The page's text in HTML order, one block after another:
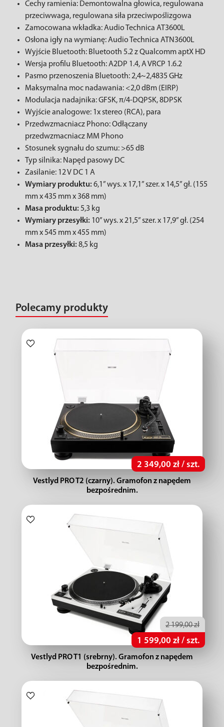
Cechy ramienia: Demontowalna głowica, regulowana
przeciwwaga, regulowana siła przeciwpoślizgowa
Zamocowana wkładka: Audio Technica AT3600L
Osłona igły na wymianę: Audio Technica ATN3600L
Wyjście Bluetooth: Bluetooth 5.2 z Qualcomm aptX HD
Wersja profilu Bluetooth: A2DP 1.4, A VRCP 1.6.2
Pasmo przenoszenia Bluetooth: 2,4~2,4835 GHz
Maksymalna moc nadawania: <2,0 dBm (EIRP)
Modulacja nadajnika: GFSK, π/4-DQPSK, 8DPSK
Wyjście analogowe: 1x stereo (RCA), para
Przedwzmacniacz Phono: Odłączany
przedwzmacniacz MM Phono
Stosunek sygnału do szumu: >65 dB
Typ silnika: Napęd pasowy DC
Zasilanie: 12 V DC 1 A
Wymiary produktu: 6,1” wys. x 17,1” szer. x 14,5” gł. (155
mm x 435 mm x 368 mm)
Masa produktu: 5,3 kg
Wymiary przesyłki: 10” wys. x 21,5” szer. x 17,9” gł. (254
mm x 545 mm x 455 mm)
Masa przesyłki: 8,5 kg
Polecamy produkty
2 349,00 zł / szt.
Vestlyd PRO T2 (czarny). Gramofon z napędem
bezpośrednim.
2 199,00 zł
1 599,00 zł / szt.
Vestlyd PRO T1 (srebrny). Gramofon z napędem
bezpośrednim.